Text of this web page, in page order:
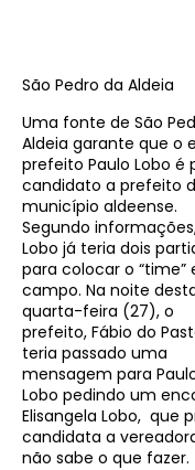
São Pedro da Aldeia
Uma fonte de São
Aldeia garante que o
prefeito Paulo Lobo é
candidato a prefeito
município aldeense.
Segundo
Lobo já teria dois
para colocar o “time”
campo. Na noite
quarta-feira (27), o
prefeito, Fábio do
teria passado uma
mensagem para
Lobo pedindo um
Elisangela Lobo, que
candidata a
não sabe o que fazer.